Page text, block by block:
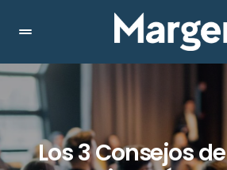
Los 3 Consejos de